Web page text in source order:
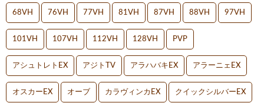
68VH 76VH 77VH 81VH 87VH 88VH 97VH
101VH 107VH 112VH 128VH PVP
アシュトレトEX アジトTV アラハバキEX アラーニェEX
オスカーEX オーブ カラヴィンカEX クイックシルバーEX